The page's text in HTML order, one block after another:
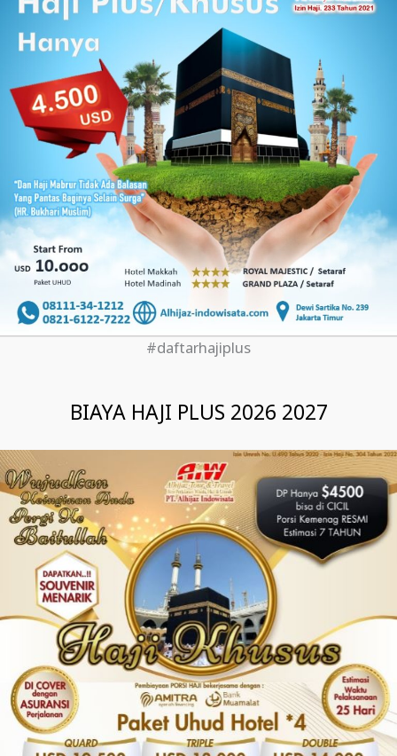
#daftarhajiplus
BIAYA HAJI PLUS 2026 2027